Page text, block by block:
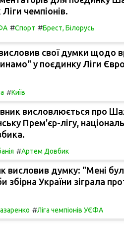
чемпіонів.
#Спорт #Брест, Білорусь
свої думки щодо
у поєдинку Ліги
#Київ
висловлюється про
Прем'єр-лігу,
#Артем Довбик
висловив думку: "Мені
збірна України зіграла
#Ліга чемпіонів УЄФА